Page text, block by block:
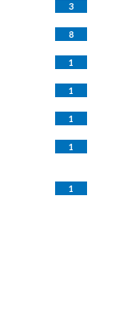
3
8
1
1
1
1
1